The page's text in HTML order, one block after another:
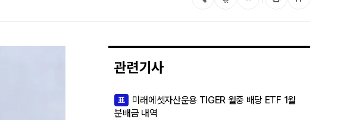
관련기사
표
미래에셋자산운용 TIGER 월중 배당 ETF 1월
분배금 내역